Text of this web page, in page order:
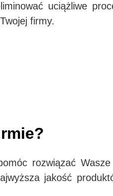
uciążliwe
firmy.
rozwiązać
jakość